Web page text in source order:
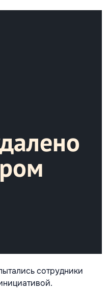
сотрудники